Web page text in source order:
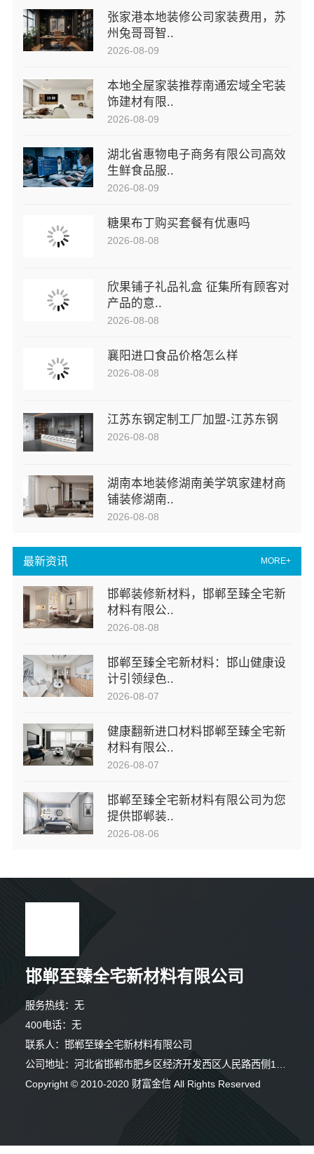
最新资讯 MORE+
邯郸装修新材料，邯郸至臻全宅新
材料有限公..
2026-08-08
邯郸至臻全宅新材料：邯山健康设
计引领绿色..
2026-08-07
健康翻新进口材料邯郸至臻全宅新
材料有限公..
2026-08-07
邯郸至臻全宅新材料有限公司为您
提供邯郸装..
2026-08-06
张家港本地装修公司家装费用，苏
州兔哥哥智..
2026-08-09
本地全屋家装推荐南通宏域全宅装
饰建材有限..
2026-08-09
湖北省惠物电子商务有限公司高效
生鲜食品服..
2026-08-09
糖果布丁购买套餐有优惠吗
2026-08-08
欣果铺子礼品礼盒 征集所有顾客对
产品的意..
2026-08-08
襄阳进口食品价格怎么样
2026-08-08
江苏东钢定制工厂加盟-江苏东钢
2026-08-08
湖南本地装修湖南美学筑家建材商
铺装修湖南..
2026-08-08
邯郸至臻全宅新材料有限公司
服务热线：无
400电话：无
联系人：邯郸至臻全宅新材料有限公司
公司地址：河北省邯郸市肥乡区经济开发西区人民路西侧126号
Copyright © 2010-2020 财富金信 All Rights Reserved
1分钟前 廖女士 正在咨询